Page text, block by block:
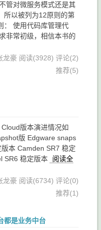
管对微服务模式还是其
所以被列为12原则的第
： 使用代码库管理代
非常初级，相信本书的
龙豪 阅读(3928) 评论(2)
推荐(5)
版本演进情况如
版 Edgware snaps
本 Camden SR7 稳定
SR6 稳定版本
阅读全
龙豪 阅读(6734) 评论(0)
推荐(1)
都是业务中台